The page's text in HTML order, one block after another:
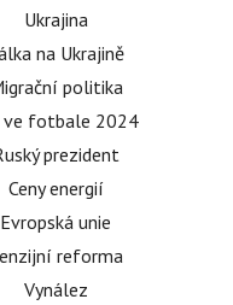
Ukrajina
na Ukrajině
politika
ve fotbale 2024
prezident
Ceny energií
Evropská unie
reforma
Vynález